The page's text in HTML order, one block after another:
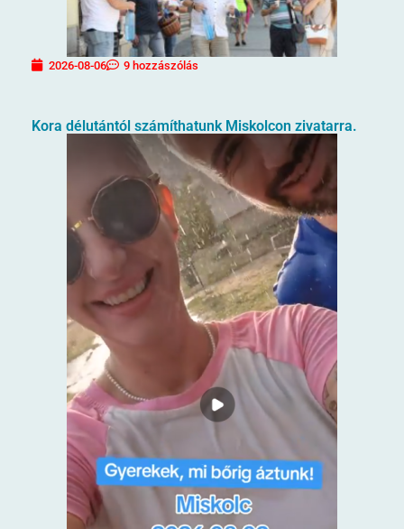
2026-08-06 9 hozzászólás
Kora délutántól számíthatunk Miskolcon zivatarra.